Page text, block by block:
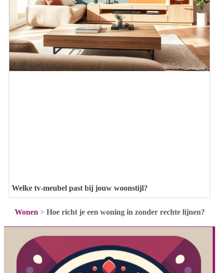
Welke tv-meubel past bij jouw woonstijl?
Wonen > Hoe richt je een woning in zonder rechte lijnen?